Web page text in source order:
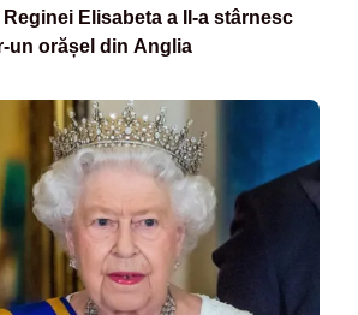
Elisabeta a II-a stârnesc
un orășel din Anglia